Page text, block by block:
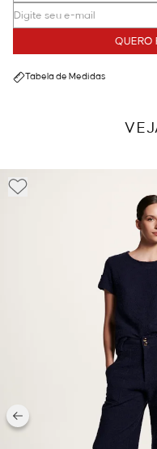
QUERO
Tabela de Medidas